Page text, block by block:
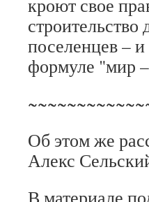
кроют свое
поселенцев –
формуле "мир
Об этом же
Алекс
В материале